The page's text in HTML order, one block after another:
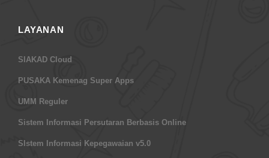
LAYANAN
SIAKAD Cloud
PUSAKA Kemenag Super Apps
UMM Reguler
Sistem Informasi Persutaran Berbasis Online
SIstem Informasi Kepegawaian v5.0